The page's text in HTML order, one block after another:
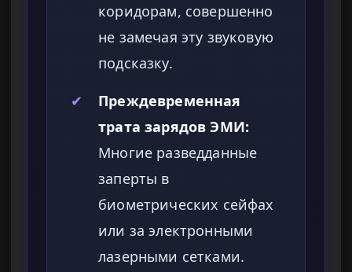
коридорам, совершенно
не замечая эту звуковую
подсказку.
✔
Преждевременная
трата зарядов ЭМИ:
Многие разведданные
заперты в
биометрических сейфах
или за электронными
лазерными сетками.